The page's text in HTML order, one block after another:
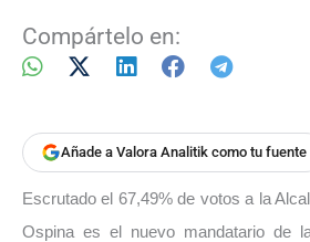
Compártelo en:
Añade a Valora Analitik como tu fuente
Escrutado el 67,49% de votos a la
Ospina es el nuevo mandatario de